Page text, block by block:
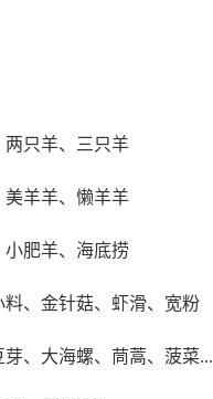
两只羊、三只羊
美羊羊、懒羊羊
小肥羊、海底捞
料、金针菇、虾滑、宽粉
芽、大海螺、茼蒿、菠菜...